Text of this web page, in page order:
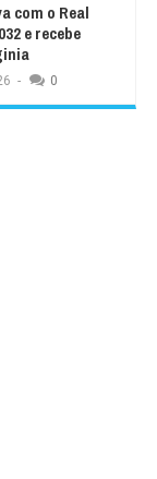
com o Real
e recebe
- 0